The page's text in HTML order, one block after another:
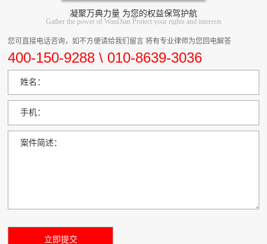
凝聚万典力量 为您的权益保驾护航
Gather the power of WanDian Protect your rights and interests
您可直接电话咨询，如不方便请给我们留言 将有专业律师为您回电解答
400-150-9288 \ 010-8639-3036
姓名：
手机：
案件简述：